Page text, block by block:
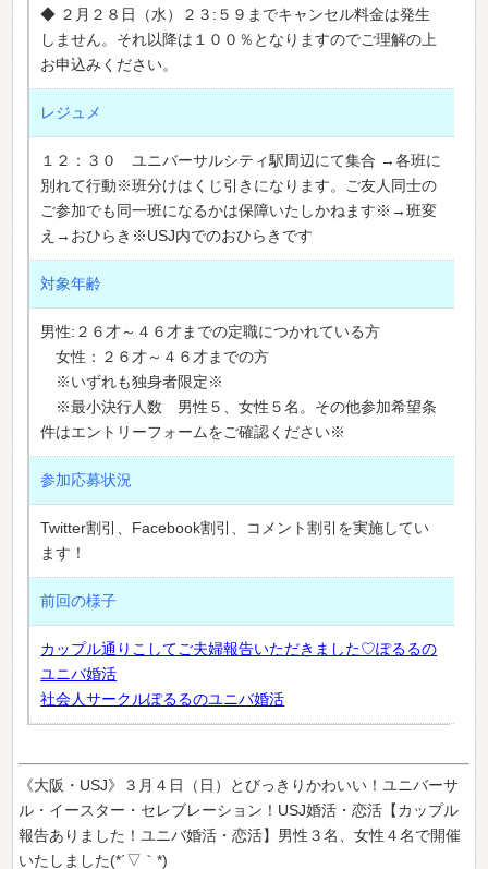
◆ ２月２８日（水）２３:５９までキャンセル料金は発生
しません。それ以降は１００％となりますのでご理解の上
お申込みください。
レジュメ
１２：３０ ユニバーサルシティ駅周辺にて集合 →各班に
別れて行動※班分けはくじ引きになります。ご友人同士の
ご参加でも同一班になるかは保障いたしかねます※→班変
え→おひらき※USJ内でのおひらきです
対象年齢
男性:２６才～４６才までの定職につかれている方
女性：２６才～４６才までの方
※いずれも独身者限定※
※最小決行人数 男性５、女性５名。その他参加希望条
件はエントリーフォームをご確認ください※
参加応募状況
Twitter割引、Facebook割引、コメント割引を実施してい
ます！
前回の様子
カップル通りこしてご夫婦報告いただきました♡ぽるるの
ユニバ婚活
社会人サークルぽるるのユニバ婚活
《大阪・USJ》３月４日（日）とびっきりかわいい！ユニバーサ
ル・イースター・セレブレーション！USJ婚活・恋活【カップル
報告ありました！ユニバ婚活・恋活】男性３名、女性４名で開催
いたしました(*´▽｀*)